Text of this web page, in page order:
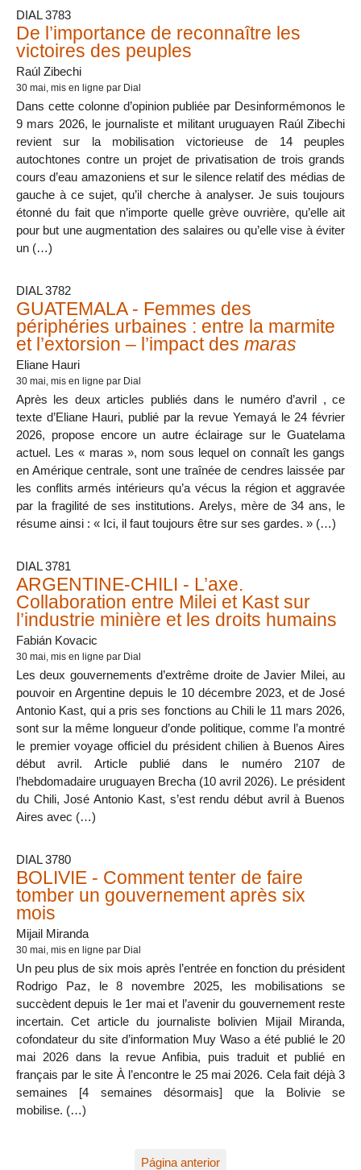
DIAL 3783
De l’importance de reconnaître les
victoires des peuples
Raúl Zibechi
30 mai, mis en ligne par Dial
Dans cette colonne d’opinion publiée par Desinformémonos le
9 mars 2026, le journaliste et militant uruguayen Raúl Zibechi
revient sur la mobilisation victorieuse de 14 peuples
autochtones contre un projet de privatisation de trois grands
cours d’eau amazoniens et sur le silence relatif des médias de
gauche à ce sujet, qu’il cherche à analyser. Je suis toujours
étonné du fait que n’importe quelle grève ouvrière, qu’elle ait
pour but une augmentation des salaires ou qu’elle vise à éviter
un (…)
DIAL 3782
GUATEMALA - Femmes des
périphéries urbaines : entre la marmite
et l’extorsion – l’impact des maras
Eliane Hauri
30 mai, mis en ligne par Dial
Après les deux articles publiés dans le numéro d’avril , ce
texte d’Eliane Hauri, publié par la revue Yemayá le 24 février
2026, propose encore un autre éclairage sur le Guatelama
actuel. Les « maras », nom sous lequel on connaît les gangs
en Amérique centrale, sont une traînée de cendres laissée par
les conflits armés intérieurs qu’a vécus la région et aggravée
par la fragilité de ses institutions. Arelys, mère de 34 ans, le
résume ainsi : « Ici, il faut toujours être sur ses gardes. » (…)
DIAL 3781
ARGENTINE-CHILI - L’axe.
Collaboration entre Milei et Kast sur
l’industrie minière et les droits humains
Fabián Kovacic
30 mai, mis en ligne par Dial
Les deux gouvernements d’extrême droite de Javier Milei, au
pouvoir en Argentine depuis le 10 décembre 2023, et de José
Antonio Kast, qui a pris ses fonctions au Chili le 11 mars 2026,
sont sur la même longueur d’onde politique, comme l’a montré
le premier voyage officiel du président chilien à Buenos Aires
début avril. Article publié dans le numéro 2107 de
l’hebdomadaire uruguayen Brecha (10 avril 2026). Le président
du Chili, José Antonio Kast, s’est rendu début avril à Buenos
Aires avec (…)
DIAL 3780
BOLIVIE - Comment tenter de faire
tomber un gouvernement après six
mois
Mijail Miranda
30 mai, mis en ligne par Dial
Un peu plus de six mois après l’entrée en fonction du président
Rodrigo Paz, le 8 novembre 2025, les mobilisations se
succèdent depuis le 1er mai et l’avenir du gouvernement reste
incertain. Cet article du journaliste bolivien Mijail Miranda,
cofondateur du site d’information Muy Waso a été publié le 20
mai 2026 dans la revue Anfibia, puis traduit et publié en
français par le site À l’encontre le 25 mai 2026. Cela fait déjà 3
semaines [4 semaines désormais] que la Bolivie se
mobilise. (…)
Página anterior